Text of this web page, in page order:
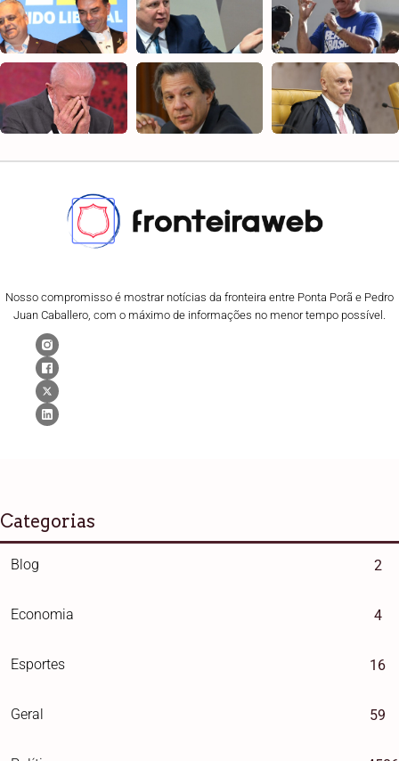
Nosso compromisso é mostrar notícias da fronteira entre Ponta Porã e Pedro
Juan Caballero, com o máximo de informações no menor tempo possível.
Categorias
Blog 2
Economia 4
Esportes 16
Geral 59